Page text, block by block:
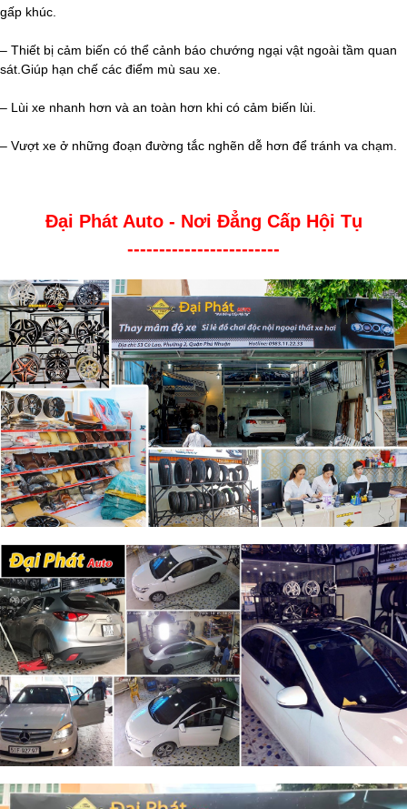
gấp khúc.
– Thiết bị cảm biến có thể cảnh báo chướng ngại vật ngoài tầm quan
sát.Giúp hạn chế các điểm mù sau xe.
– Lùi xe nhanh hơn và an toàn hơn khi có cảm biến lùi.
– Vượt xe ở những đoạn đường tắc nghẽn dễ hơn để tránh va chạm.
Đại Phát Auto - Nơi Đẳng Cấp Hội Tụ
------------------------